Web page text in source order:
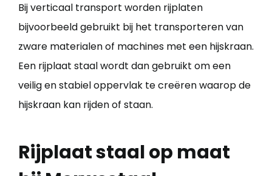
Bij verticaal transport worden rijplaten
bijvoorbeeld gebruikt bij het transporteren van
zware materialen of machines met een hijskraan.
Een rijplaat staal wordt dan gebruikt om een
veilig en stabiel oppervlak te creëren waarop de
hijskraan kan rijden of staan.
Rijplaat staal op maat